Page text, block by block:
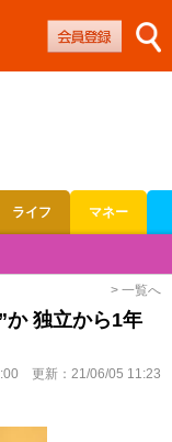
ライフ マネー
> 一覧へ
か 独立から1年
更新： 21/06/05 11:23